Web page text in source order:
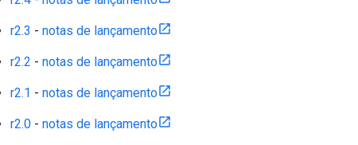
r2.3 - notas de lançamento
r2.2 - notas de lançamento
r2.1 - notas de lançamento
r2.0 - notas de lançamento